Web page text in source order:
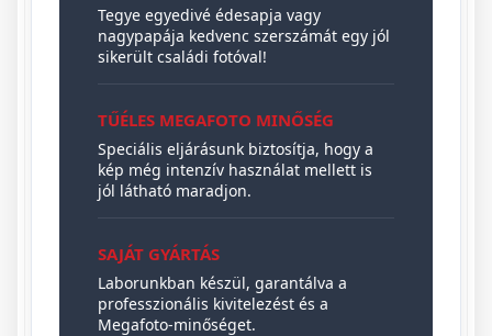
Tegye egyedivé édesapja vagy
nagypapája kedvenc szerszámát egy jól
sikerült családi fotóval!
TŰÉLES MEGAFOTO MINŐSÉG
Speciális eljárásunk biztosítja, hogy a
kép még intenzív használat mellett is
jól látható maradjon.
SAJÁT GYÁRTÁS
Laborunkban készül, garantálva a
professzionális kivitelezést és a
Megafoto-minőséget.